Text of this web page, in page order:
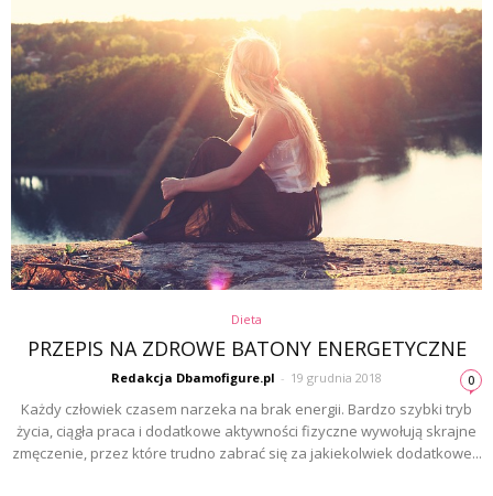
Dieta
PRZEPIS NA ZDROWE BATONY ENERGETYCZNE
Redakcja Dbamofigure.pl - 19 grudnia 2018 0
Każdy człowiek czasem narzeka na brak energii. Bardzo szybki tryb
życia, ciągła praca i dodatkowe aktywności fizyczne wywołują skrajne
zmęczenie, przez które trudno zabrać się za jakiekolwiek dodatkowe...